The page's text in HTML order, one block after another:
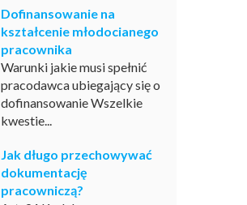
Dofinansowanie na
kształcenie młodocianego
pracownika
Warunki jakie musi spełnić
pracodawca ubiegający się o
dofinansowanie Wszelkie
kwestie...
Jak długo przechowywać
dokumentację
pracowniczą?